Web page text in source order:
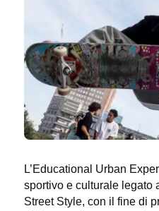
L’Educational Urban
sportivo e culturale legato
Street Style, con il fine di